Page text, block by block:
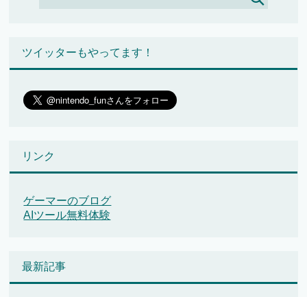
ツイッターもやってます！
リンク
ゲーマーのブログ
AIツール無料体験
最新記事